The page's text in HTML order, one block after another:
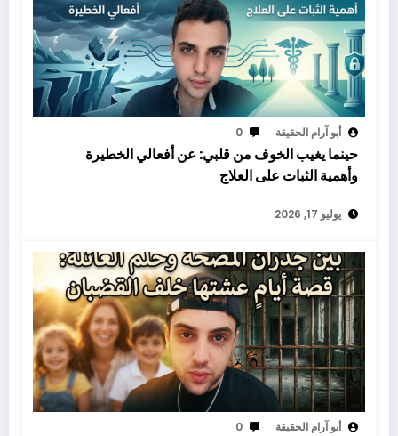
أبو آرام الحقيقة 0
حينما يغيب الخوف من قلبي: عن أفعالي الخطيرة
وأهمية الثبات على العلاج
يوليو 17, 2026
أبو آرام الحقيقة 0